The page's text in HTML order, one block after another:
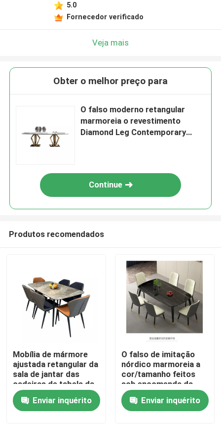
Casa
Produtos
5.0
Fornecedor verificado
Veja mais
Obter o melhor preço para
O falso moderno retangular
marmoreia o revestimento
Diamond Leg Contemporary
Continue
Produtos recomendados
Mobília de mármore
ajustada retangular da
sala de jantar das
cadeiras de tabela da
sala de jantar de
L130xd80xh75cm
Enviar inquérito
O falso de imitação
nórdico marmoreia a
cor/tamanho feitos
sob encomenda da
cadeira de mesa de
jantarEnviar inquérito